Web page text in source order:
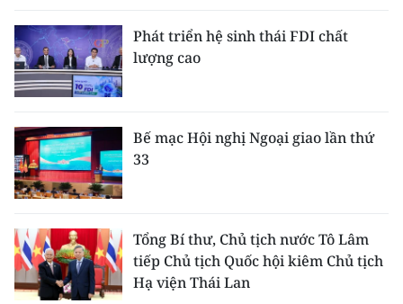
Phát triển hệ sinh thái FDI chất
lượng cao
Bế mạc Hội nghị Ngoại giao lần thứ
33
Tổng Bí thư, Chủ tịch nước Tô Lâm
tiếp Chủ tịch Quốc hội kiêm Chủ tịch
Hạ viện Thái Lan